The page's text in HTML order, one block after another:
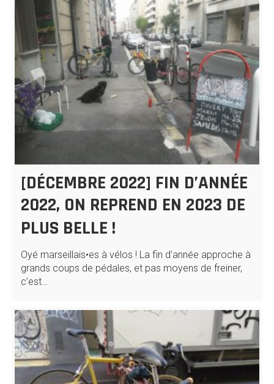
[DÉCEMBRE 2022] FIN D’ANNÉE
2022, ON REPREND EN 2023 DE
PLUS BELLE !
Oyé marseillais•es à vélos ! La fin d’année approche à
grands coups de pédales, et pas moyens de freiner,
c’est…